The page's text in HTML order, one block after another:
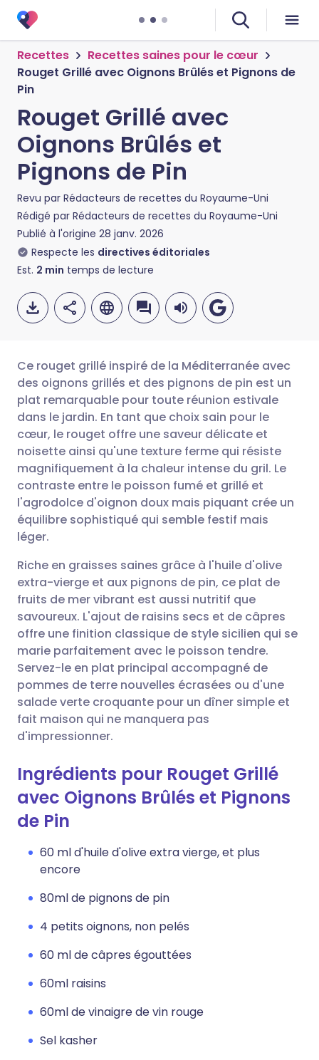
Recettes
Recettes saines pour le cœur
Rouget Grillé avec Oignons Brûlés et Pignons de
Pin
Rouget Grillé avec
Oignons Brûlés et
Pignons de Pin
Revu par Rédacteurs de recettes du Royaume-Uni
Rédigé par Rédacteurs de recettes du Royaume-Uni
Publié à l'origine 28 janv. 2026
Respecte les directives éditoriales
Est. 2 min temps de lecture
Partager par email
Partager sur Facebook
Partager via LinkedIn
Partager via X
Partager via WhatsApp
Copier le lien
🇬🇧 English 🇩🇪 Deutsch
🇪🇸 Español 🇫🇷 Français
🇮🇹 Italiano 🇵🇹
🇮🇳 हिन्दी 🇮🇱 עברית
🇸🇦 عربي 🇸🇪 Svenska
Ce rouget grillé inspiré de la Méditerranée avec
des oignons grillés et des pignons de pin est un
plat remarquable pour toute réunion estivale
dans le jardin. En tant que choix sain pour le
cœur, le rouget offre une saveur délicate et
noisette ainsi qu'une texture ferme qui résiste
magnifiquement à la chaleur intense du gril. Le
contraste entre le poisson fumé et grillé et
l'agrodolce d'oignon doux mais piquant crée un
équilibre sophistiqué qui semble festif mais
léger.
Riche en graisses saines grâce à l'huile d'olive
extra-vierge et aux pignons de pin, ce plat de
fruits de mer vibrant est aussi nutritif que
savoureux. L'ajout de raisins secs et de câpres
offre une finition classique de style sicilien qui se
marie parfaitement avec le poisson tendre.
Servez-le en plat principal accompagné de
pommes de terre nouvelles écrasées ou d'une
salade verte croquante pour un dîner simple et
fait maison qui ne manquera pas
d'impressionner.
Ingrédients pour Rouget Grillé
avec Oignons Brûlés et Pignons
de Pin
60 ml d'huile d'olive extra vierge, et plus
encore
80ml de pignons de pin
4 petits oignons, non pelés
60 ml de câpres égouttées
60ml raisins
60ml de vinaigre de vin rouge
Sel kasher